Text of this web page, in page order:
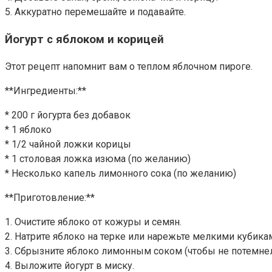
5. Аккуратно перемешайте и подавайте.
Йогурт с яблоком и корицей
Этот рецепт напомнит вам о теплом яблочном пироге.
**Ингредиенты:**
* 200 г йогурта без добавок
* 1 яблоко
* 1/2 чайной ложки корицы
* 1 столовая ложка изюма (по желанию)
* Несколько капель лимонного сока (по желанию)
**Приготовление:**
1. Очистите яблоко от кожуры и семян.
2. Натрите яблоко на терке или нарежьте мелкими
3. Сбрызните яблоко лимонным соком (чтобы не
4. Выложите йогурт в миску.